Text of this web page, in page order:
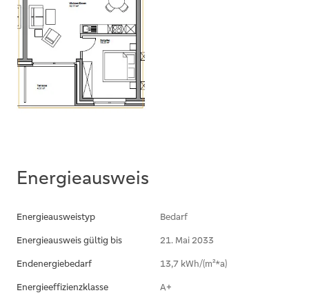
** WIR SUCHEN HÄUSER UND WOHNUNGEN
FÜR VORGEMERKTE KUNDEN MIT
VORHANDENER
FINANZIERUNGSBESTÄTIGUNG **
Energieausweis
Energieausweistyp
Bedarf
Energieausweis gültig bis
21. Mai 2033
Endenergiebedarf
13,7 kWh/(m²*a)
Energieeffizienzklasse
A+